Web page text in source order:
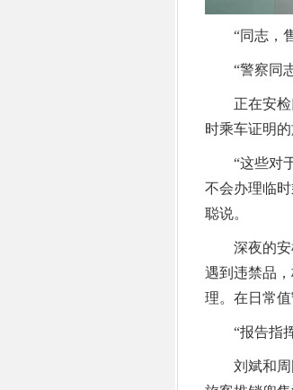
“同志，售
“警察同志
正在安检口
时乘车证明
“这些对于
不会办理临
聪说。
深夜的安检
遇到违禁品
理。在日常
“报告指挥
刘斌和周国